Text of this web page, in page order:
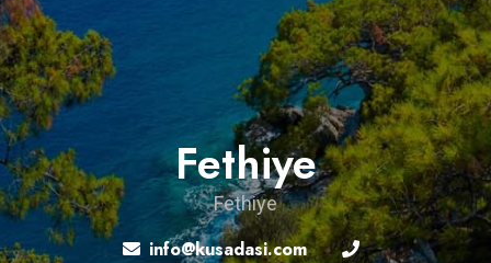
Fethiye
Fethiye
info@kusadasi.com